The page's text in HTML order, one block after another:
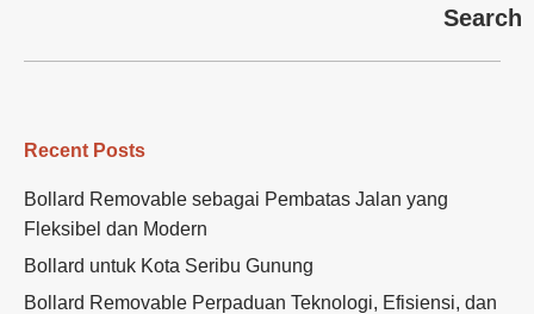
Search
Recent Posts
Bollard Removable sebagai Pembatas Jalan yang
Fleksibel dan Modern
Bollard untuk Kota Seribu Gunung
Bollard Removable Perpaduan Teknologi, Efisiensi, dan